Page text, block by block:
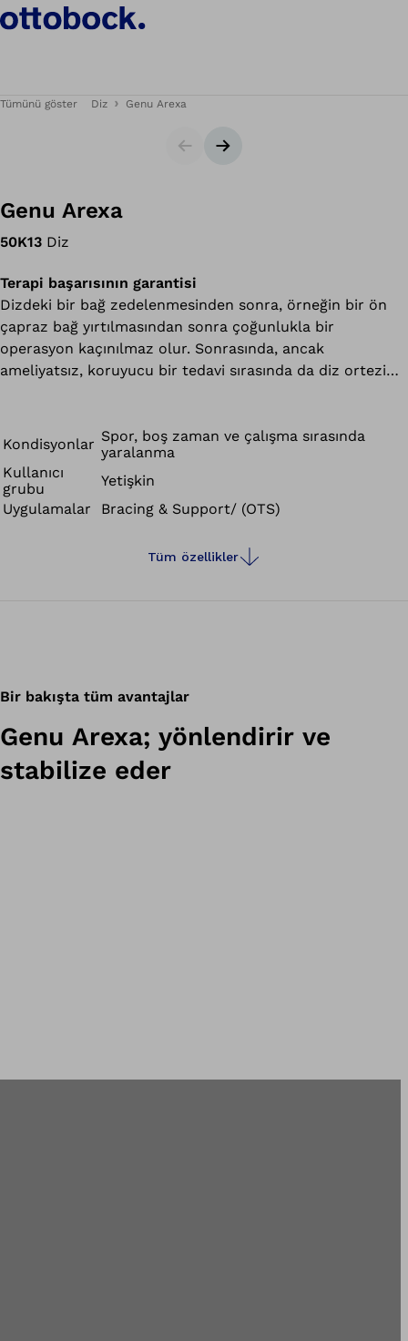
Tümünü göster Diz Genu Arexa
SliderSonraki slayt
Genu Arexa
50K13 Diz
Terapi başarısının garantisi
Dizdeki bir bağ zedelenmesinden sonra, örneğin bir ön
çapraz bağ yırtılmasından sonra çoğunlukla bir
operasyon kaçınılmaz olur. Sonrasında, ancak
ameliyatsız, koruyucu bir tedavi sırasında da diz ortezi
önlemekle kalmaz, aynı zamanda kendi hareketlerinize
daha fazla güven duymanızı ve güvende olmanızı sağlar.
Ayrıca ameliyattan sonraki ilk adımlardan, tamamen
yüklenmeye kadar kontrollü bir geçişi de mümkün kılar.
Diz ortezi geceleri ve fizyoterapötik antrenmanlar
Kondisyonlar Spor, boş zaman ve çalışma sırasında
yaralanma
Kullanıcı
grubu
Yetişkin
Uygulamalar
Bracing & Support/ (OTS)
Tüm özellikler
Bir bakışta tüm avantajlar
Genu Arexa; yönlendirir ve
stabilize eder